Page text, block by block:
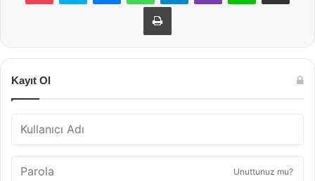
Yazdır
Kayıt Ol
Unuttunuz mu?